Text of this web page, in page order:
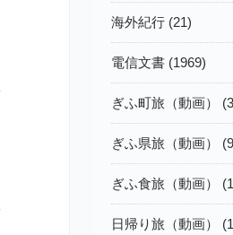
海外紀行 (21)
電信文書 (1969)
ぎふ町旅（動画）
ぎふ県旅（動画）
ぎふ食旅（動画）
日帰り旅（動画）